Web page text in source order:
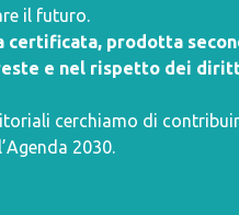
il futuro.
certificata, prodotta
e nel rispetto dei
cerchiamo di
Agenda 2030.